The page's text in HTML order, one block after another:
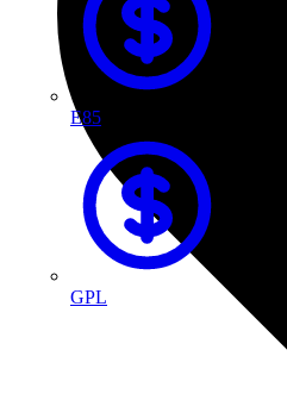
E85
GPL